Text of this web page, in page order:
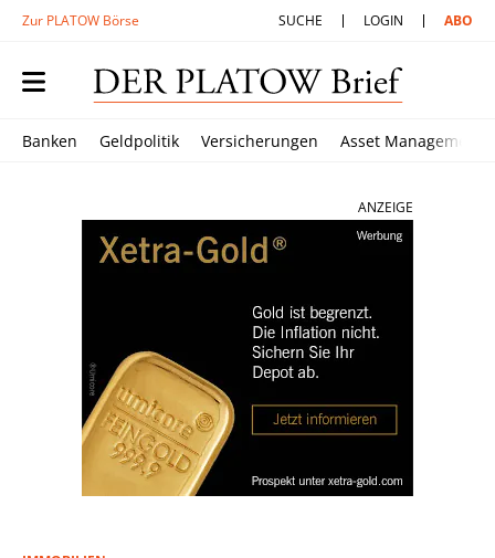
Zur PLATOW Börse SUCHE LOGIN ABO
Banken Geldpolitik Versicherungen Asset Management
ANZEIGE